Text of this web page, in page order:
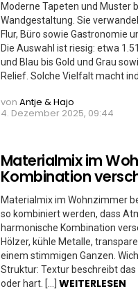
Moderne Tapeten und Muster
Wandgestaltung. Sie
Flur, Büro sowie Gastronomie
Die Auswahl ist riesig: etwa
und Blau bis Gold und Grau
Relief. Solche Vielfalt macht
von Antje & Hajo
4. Dezember 2025, 09:44
Materialmix im
Kombination
Materialmix im Wohnzimmer
so kombiniert werden, dass
harmonische Kombination
Hölzer, kühle Metalle,
einem stimmigen Ganzen.
Struktur: Textur beschreibt
oder hart. […] WEITERLESEN